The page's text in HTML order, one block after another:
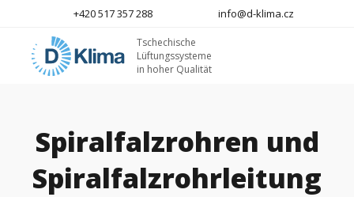
+420 517 357 288 info@d-klima.cz
Tschechische
Lüftungssysteme
in hoher Qualität
Spiralfalzrohren und
Spiralfalzrohrleitung